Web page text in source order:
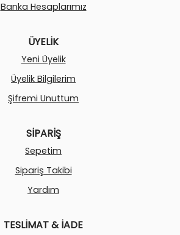
Banka Hesaplarımız
ÜYELİK
Yeni Üyelik
Üyelik Bilgilerim
Şifremi Unuttum
SİPARİŞ
Sepetim
Sipariş Takibi
Yardım
TESLİMAT & İADE